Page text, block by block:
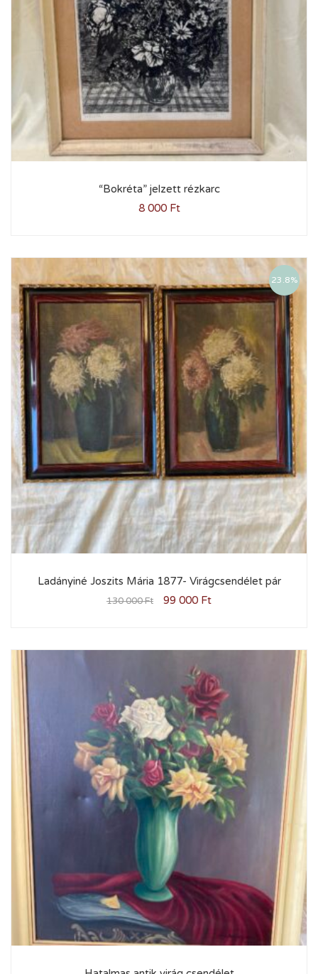
“Bokréta” jelzett rézkarc
8 000 Ft
23.8%
Ladányiné Joszits Mária 1877- Virágcsendélet pár
130 000Ft 99 000 Ft